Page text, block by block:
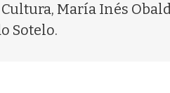
María Inés
Sotelo.